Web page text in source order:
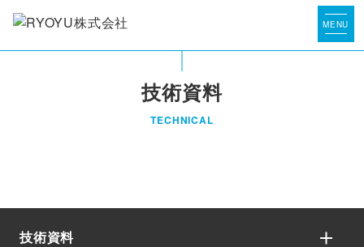
技術資料
TECHNICAL
技術資料